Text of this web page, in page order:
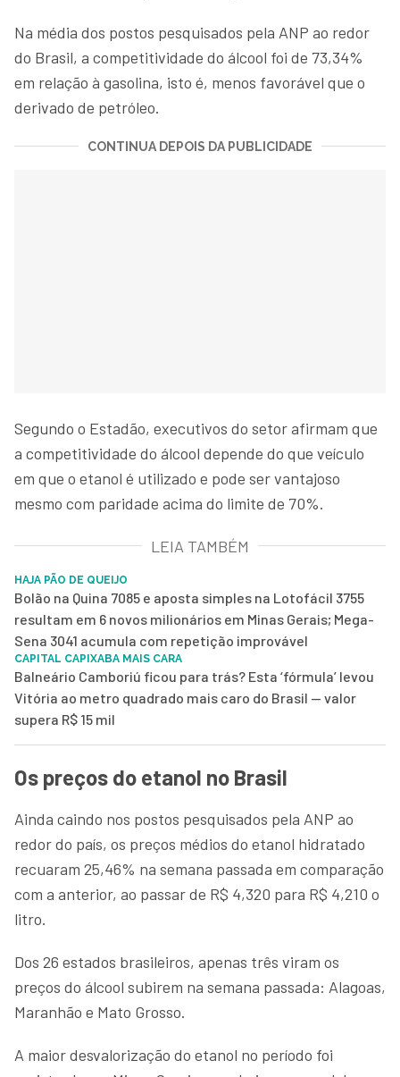
Na média dos postos pesquisados pela ANP ao redor
do Brasil, a competitividade do álcool foi de 73,34%
em relação à gasolina, isto é, menos favorável que o
derivado de petróleo.
CONTINUA DEPOIS DA PUBLICIDADE
Segundo o Estadão, executivos do setor afirmam que
a competitividade do álcool depende do que veículo
em que o etanol é utilizado e pode ser vantajoso
mesmo com paridade acima do limite de 70%.
LEIA TAMBÉM
HAJA PÃO DE QUEIJO
Bolão na Quina 7085 e aposta simples na Lotofácil 3755
resultam em 6 novos milionários em Minas Gerais; Mega-
Sena 3041 acumula com repetição improvável
CAPITAL CAPIXABA MAIS CARA
Balneário Camboriú ficou para trás? Esta ‘fórmula’ levou
Vitória ao metro quadrado mais caro do Brasil — valor
supera R$ 15 mil
Os preços do etanol no Brasil
Ainda caindo nos postos pesquisados pela ANP ao
redor do país, os preços médios do etanol hidratado
recuaram 25,46% na semana passada em comparação
com a anterior, ao passar de R$ 4,320 para R$ 4,210 o
litro.
Dos 26 estados brasileiros, apenas três viram os
preços do álcool subirem na semana passada: Alagoas,
Maranhão e Mato Grosso.
A maior desvalorização do etanol no período foi